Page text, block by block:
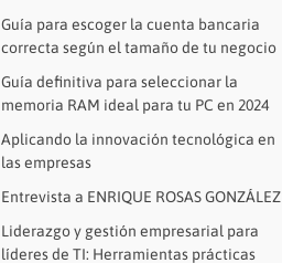
Guía para escoger la cuenta bancaria
correcta según el tamaño de tu negocio
Guía definitiva para seleccionar la
memoria RAM ideal para tu PC en 2024
Aplicando la innovación tecnológica en
las empresas
Entrevista a ENRIQUE ROSAS GONZÁLEZ
Liderazgo y gestión empresarial para
líderes de TI: Herramientas prácticas